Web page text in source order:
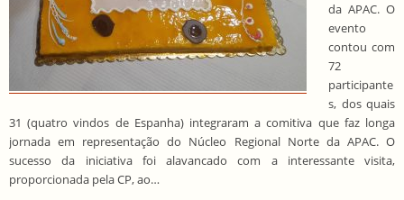
da APAC. O
evento
contou com
72
participante
s, dos quais
31 (quatro vindos de Espanha) integraram a comitiva que faz longa
jornada em representação do Núcleo Regional Norte da APAC. O
sucesso da iniciativa foi alavancado com a interessante visita,
proporcionada pela CP, ao…